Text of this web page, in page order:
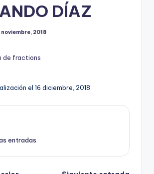
DÍAZ
noviembre, 2018
de fractions
el 16 diciembre, 2018
entradas